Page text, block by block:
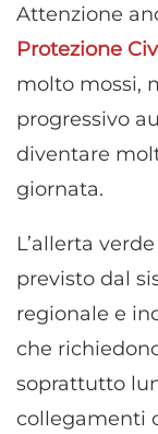
Attenzione
Protezione
molto mossi,
progressivo
diventare
giornata.
L’allerta
previsto dal
regionale e
che
soprattutto
collegamenti